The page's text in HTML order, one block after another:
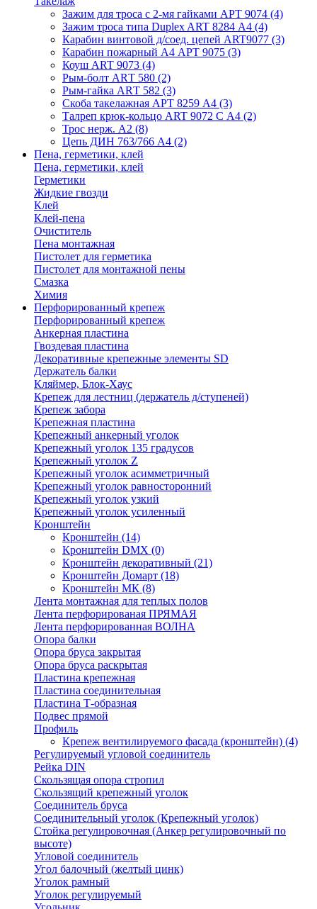
Зажим для троса с 2-мя гайками АРТ 9074 (4)
Зажим троса типа Duplex ART 8284 А4 (4)
Карабин винтовой д/соед. цепей ART9077 (3)
Карабин пожарный А4 АРТ 9075 (3)
Коуш ART 9073 (4)
Рым-болт АRТ 580 (2)
Рым-гайка АRТ 582 (3)
Скоба такелажная АРТ 8259 А4 (3)
Талреп крюк-кольцо ART 9072 С A4 (2)
Трос нерж. А2 (8)
Цепь ДИН 763/766 А4 (2)
Пена, герметики, клей
Пена, герметики, клей
Герметики
Жидкие гвозди
Клей
Клей-пена
Очиститель
Пена монтажная
Пистолет для герметика
Пистолет для монтажной пены
Смазка
Химия
Перфорированный крепеж
Перфорированный крепеж
Анкерная пластина
Гвоздевая пластина
Декоративные крепежные элементы SD
Держатель балки
Кляймер, Блок-Хаус
Крепеж для лестниц (держатель д/ступеней)
Крепеж забора
Крепежная пластина
Крепежный анкерный уголок
Крепежный уголок 135 градусов
Крепежный уголок Z
Крепежный уголок асимметричный
Крепежный уголок равносторонний
Крепежный уголок узкий
Крепежный уголок усиленный
Кронштейн
Кронштейн (14)
Кронштейн DMX (0)
Кронштейн декоративный (21)
Кронштейн Домарт (18)
Кронштейн МК (8)
Лента монтажная для теплых полов
Лента перфорированая ПРЯМАЯ
Лента перфорированная ВОЛНА
Опора балки
Опора бруса закрытая
Опора бруса раскрытая
Пластина крепежная
Пластина соединительная
Пластина Т-образная
Подвес прямой
Профиль
Крепеж вентилируемого фасада (кронштейн) (4)
Регулируемый угловой соединитель
Рейка DIN
Скользящая опора стропил
Скользящий крепежный уголок
Соединитель бруса
Соединительный уголок (Крепежный уголок)
Стойка регулировочная (Анкер регулировочный по
высоте)
Угловой соединитель
Угол балочный (желтый цинк)
Уголок рамный
Уголок регулируемый